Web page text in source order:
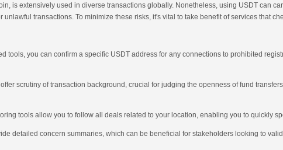
is extensively used in diverse transactions globally. Nonetheless, using USDT can
transactions. To minimize these risks, it's vital to take benefit of services that
tools, you can confirm a specific USDT address for any connections to prohibited
scrutiny of transaction background, crucial for judging the openness of fund
tools allow you to follow all deals related to your location, enabling you to quickly
detailed concern summaries, which can be beneficial for stakeholders looking to